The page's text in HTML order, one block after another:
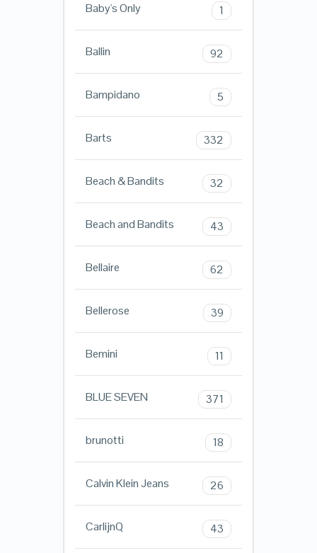
Baby's Only 1
Ballin 92
Bampidano 5
Barts 332
Beach & Bandits 32
Beach and Bandits 43
Bellaire 62
Bellerose 39
Bemini 11
BLUE SEVEN 371
brunotti 18
Calvin Klein Jeans 26
CarlijnQ 43